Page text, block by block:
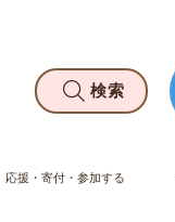
検索
応援・寄付・参加する